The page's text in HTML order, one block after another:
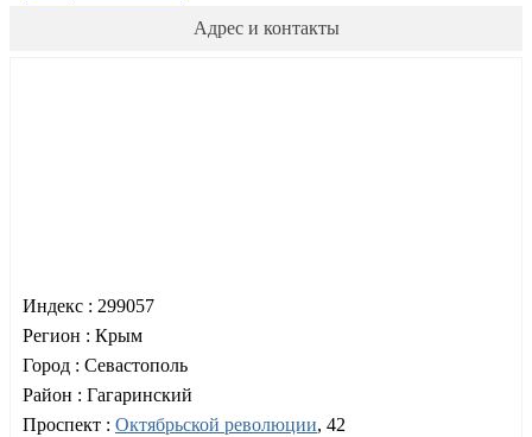
Адрес и контакты
Индекс : 299057
Регион : Крым
Город : Севастополь
Район : Гагаринский
Проспект : Октябрьской революции, 42